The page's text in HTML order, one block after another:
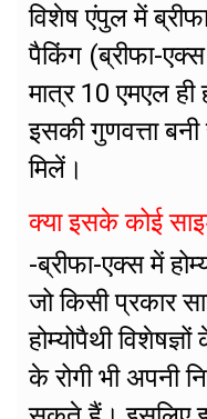
विशेष एंपुल में
पैकिंग (ब्रीफा-
मात्र 10 एमएल ही
इसकी गुणवत्ता
मिलें।
क्या इसके कोई
-ब्रीफा-एक्स में
जो किसी प्रकार
होम्योपैथी
के रोगी भी अपनी